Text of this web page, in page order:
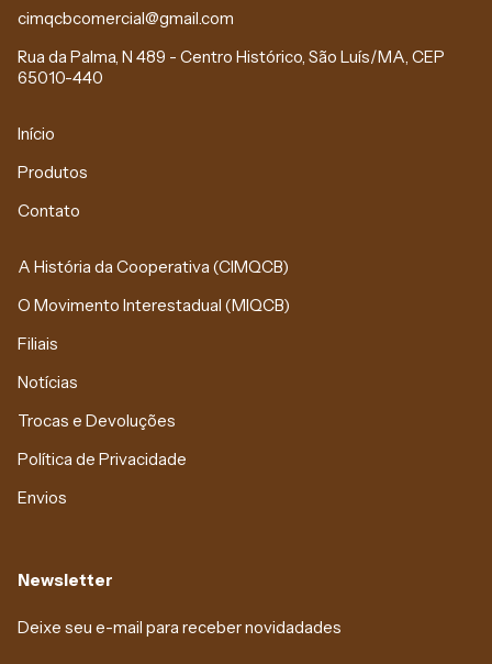
cimqcbcomercial@gmail.com
Rua da Palma, N 489 - Centro Histórico, São Luís/MA, CEP
65010-440
Início
Produtos
Contato
A História da Cooperativa (CIMQCB)
O Movimento Interestadual (MIQCB)
Filiais
Notícias
Trocas e Devoluções
Política de Privacidade
Envios
Newsletter
Deixe seu e-mail para receber novidadades